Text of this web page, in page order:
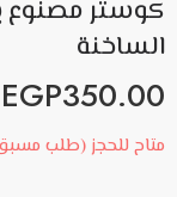
كوستر مصنوع
الساخنة
EGP350.00
متاح للحجز (طلب